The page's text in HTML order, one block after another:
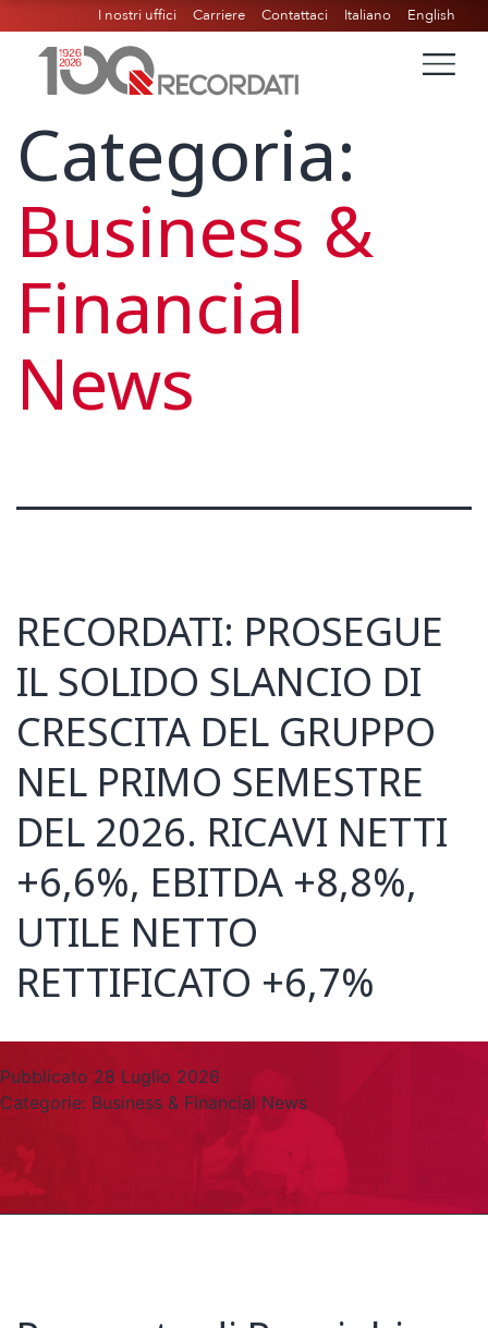
I nostri uffici Carriere Contattaci Italiano English
Categoria:
Business &
Financial
News
RECORDATI: PROSEGUE
IL SOLIDO SLANCIO DI
CRESCITA DEL GRUPPO
NEL PRIMO SEMESTRE
DEL 2026. RICAVI NETTI
+6,6%, EBITDA +8,8%,
UTILE NETTO
RETTIFICATO +6,7%
Pubblicato 28 Luglio 2026
Categorie: Business & Financial News